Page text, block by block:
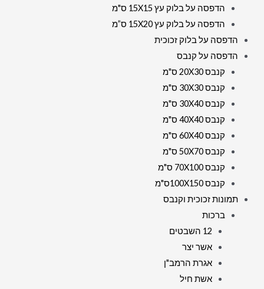
הדפסה על בלוק עץ 15X15 ס"מ
הדפסה על בלוק עץ 15X20 ס”מ
הדפסה על בלוק זכוכית
הדפסה על קנבס
קנבס 20X30 ס"מ
קנבס 30X30 ס"מ
קנבס 30X40 ס"מ
קנבס 40X40 ס"מ
קנבס 60X40 ס"מ
קנבס 50X70 ס"מ
קנבס 70X100 ס"מ
קנבס 100X150ס"מ
תמונות זכוכית וקנבס
ברכות
12 השבטים
אשר יצר
אגרת הרמב"ן
אשת חיל